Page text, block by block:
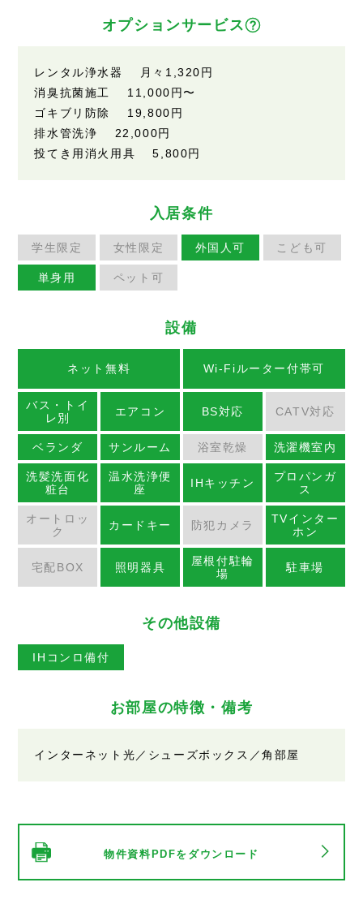
オプションサービス
レンタル浄水器 月々 1,320円
消臭抗菌施工 11,000円 〜
ゴキブリ防除 19,800円
排水管洗浄 22,000円
投てき用消火用具5,800円
入居条件
学生限定 女性限定 外国人可 こども可
単身用 ペット可
設備
ネット無料 Wi-Fiルーター付帯可
バス・トイ
レ別
エアコン BS対応 CATV対応
ベランダ サンルーム 浴室乾燥 洗濯機室内
洗髪洗面化
粧台
温水洗浄便
座
IHキッチン
プロパンガ
ス
オートロッ
ク
カードキー 防犯カメラ
TVインター
ホン
宅配BOX 照明器具
屋根付駐輪
場
駐車場
その他設備
IHコンロ備付
お部屋の特徴・備考
インターネット光／シューズボックス／角部屋
物件資料PDFをダウンロード